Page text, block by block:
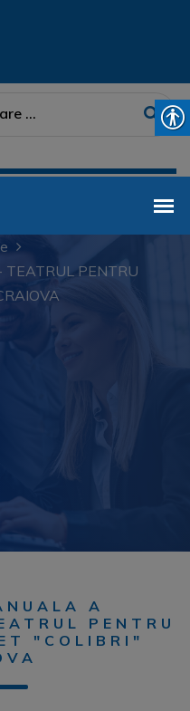
TEATRUL PENTRU
A
PENTRU
"COLIBRI"